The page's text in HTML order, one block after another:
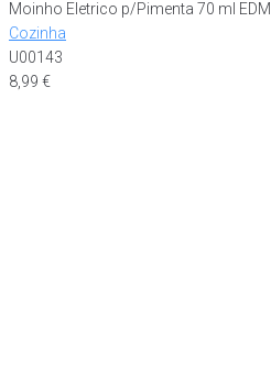
Moinho Eletrico p/Pimenta 70 ml EDM
Cozinha
U00143
8,99 €